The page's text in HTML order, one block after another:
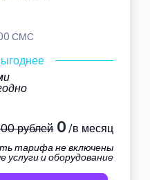
СМС
рублей0 /в месяц
тарифа не включены
услуги и оборудование